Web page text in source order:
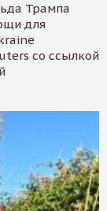
Трампа
для
со ссылкой